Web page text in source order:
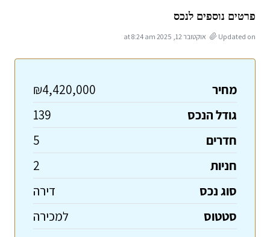
פרטים נוספים לנכס
Updated on אוקטובר 12, 2025 at 8:24 am
מחיר
₪4,420,000
גודל הנכס
139
חדרים
5
חניות
2
סוג נכס
דירה
סטטוס
למכירה